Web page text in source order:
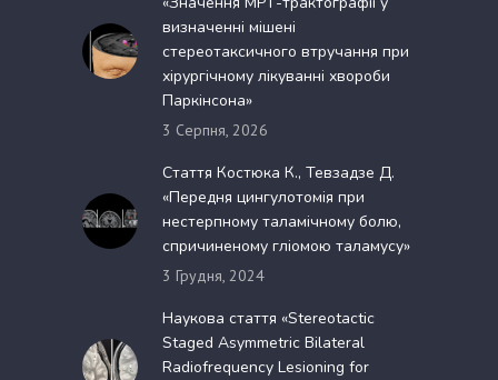
визначенні мішені
стереотаксичного втручання при
хірургічному лікуванні хвороби
Паркінсона»
3 Серпня, 2026
Стаття Костюка К., Тевзадзе Д.
«Передня цингулотомія при
нестерпному таламічному болю,
спричиненому гліомою таламусу»
3 Грудня, 2024
Наукова стаття «Stereotactic
Staged Asymmetric Bilateral
Radiofrequency Lesioning for